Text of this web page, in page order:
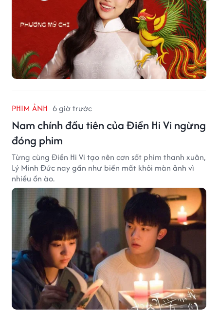
PHIM ẢNH 6 giờ trước
Nam chính đầu tiên của Điền Hi Vi ngừng
đóng phim
Từng cùng Điền Hi Vi tạo nên cơn sốt phim thanh xuân,
Lý Minh Đức nay gần như biến mất khỏi màn ảnh vì
nhiều ồn ào.